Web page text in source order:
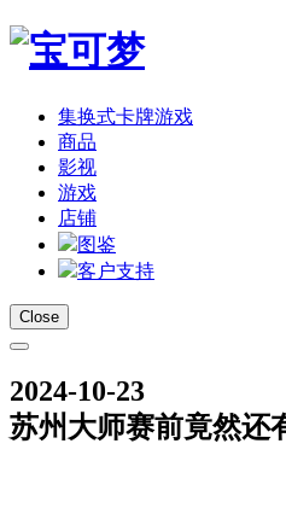
集换式卡牌游戏
商品
影视
游戏
店铺
图鉴
客户支持
Close
2024-10-23
苏州大师赛前竟然还